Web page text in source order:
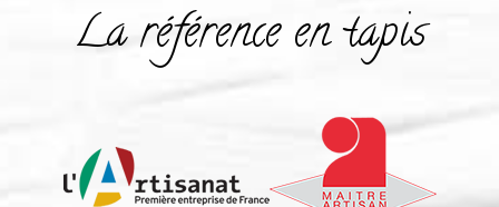
La référence en tapis